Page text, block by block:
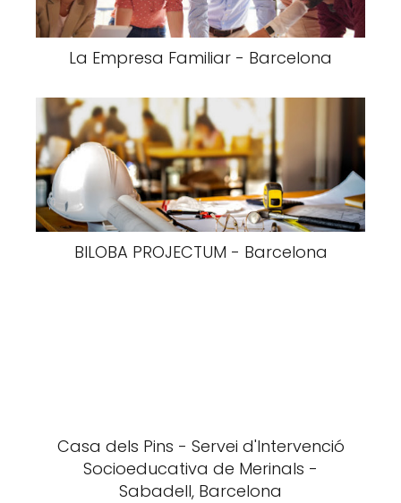
La Empresa Familiar - Barcelona
BILOBA PROJECTUM - Barcelona
Casa dels Pins - Servei d'Intervenció
Socioeducativa de Merinals -
Sabadell, Barcelona